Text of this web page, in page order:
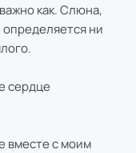
как. Слюна,
определяется ни
сердце
вместе с моим